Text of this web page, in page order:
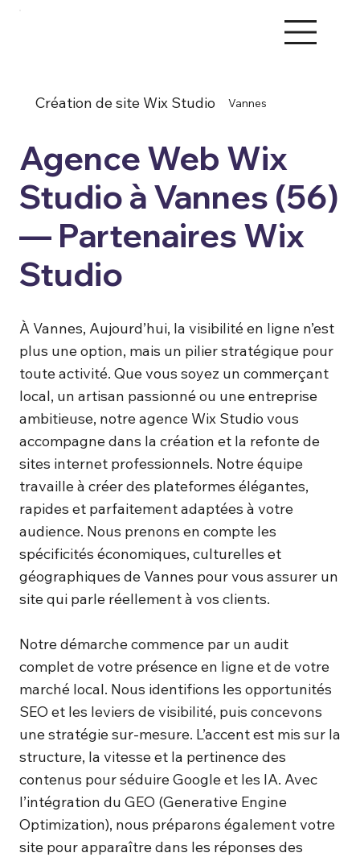
Création de site Wix Studio Vannes
Agence Web Wix
Studio à Vannes (56)
— Partenaires Wix
Studio
À Vannes, Aujourd’hui, la visibilité en ligne n’est
plus une option, mais un pilier stratégique pour
toute activité. Que vous soyez un commerçant
local, un artisan passionné ou une entreprise
ambitieuse, notre agence Wix Studio vous
accompagne dans la création et la refonte de
sites internet professionnels. Notre équipe
travaille à créer des plateformes élégantes,
rapides et parfaitement adaptées à votre
audience. Nous prenons en compte les
spécificités économiques, culturelles et
géographiques de Vannes pour vous assurer un
site qui parle réellement à vos clients.
Notre démarche commence par un audit
complet de votre présence en ligne et de votre
marché local. Nous identifions les opportunités
SEO et les leviers de visibilité, puis concevons
une stratégie sur-mesure. L’accent est mis sur la
structure, la vitesse et la pertinence des
contenus pour séduire Google et les IA. Avec
l’intégration du GEO (Generative Engine
Optimization), nous préparons également votre
site pour apparaître dans les réponses des